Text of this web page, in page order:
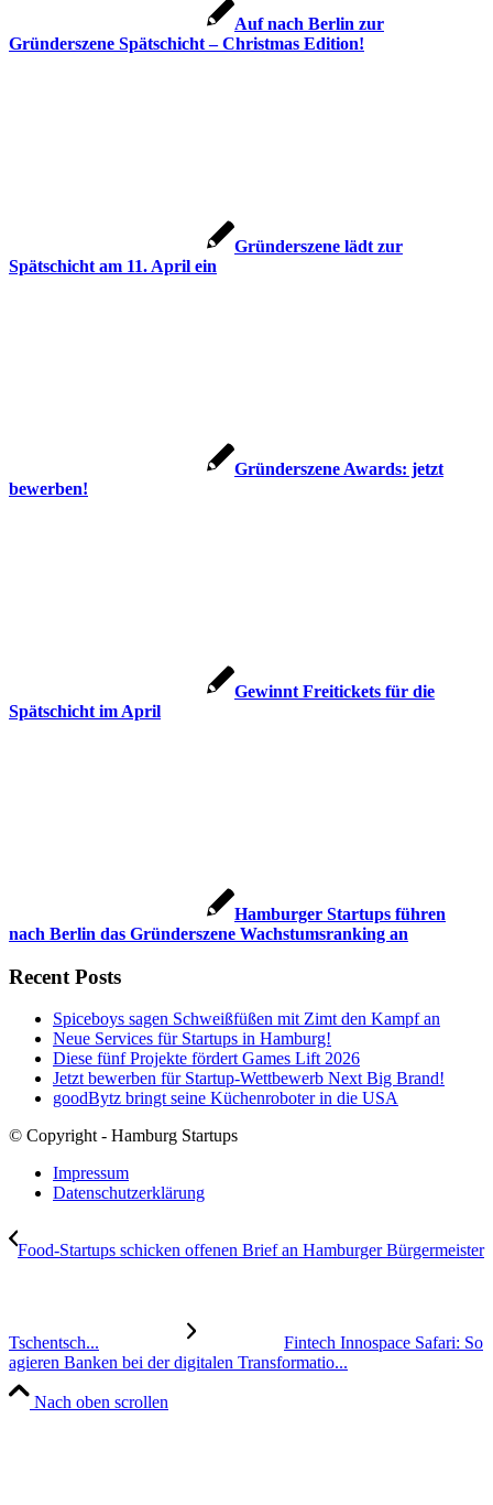
Auf nach Berlin zur
Gründerszene Spätschicht – Christmas Edition!
Gründerszene lädt zur
Spätschicht am 11. April ein
Gründerszene Awards: jetzt
bewerben!
Gewinnt Freitickets für die
Spätschicht im April
Hamburger Startups führen
nach Berlin das Gründerszene Wachstumsranking an
Recent Posts
Spiceboys sagen Schweißfüßen mit Zimt den Kampf an
Neue Services für Startups in Hamburg!
Diese fünf Projekte fördert Games Lift 2026
Jetzt bewerben für Startup-Wettbewerb Next Big Brand!
goodBytz bringt seine Küchenroboter in die USA
© Copyright - Hamburg Startups
Impressum
Datenschutzerklärung
Food-Startups schicken offenen Brief an Hamburger Bürgermeister
Tschentsch...
Fintech Innospace Safari: So
agieren Banken bei der digitalen Transformatio...
Nach oben scrollen